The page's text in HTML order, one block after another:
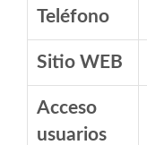
Teléfono
Sitio WEB
Acceso
usuarios